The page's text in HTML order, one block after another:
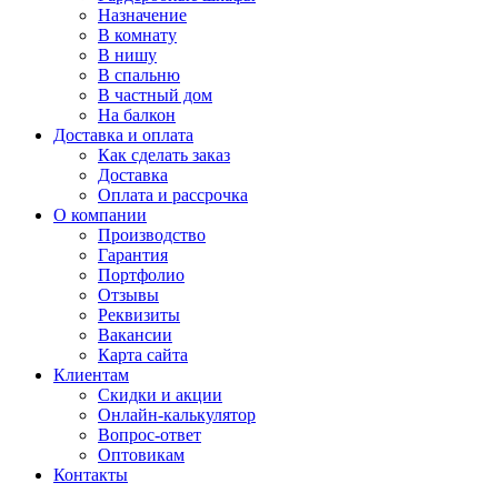
Назначение
В комнату
В нишу
В спальню
В частный дом
На балкон
Доставка и оплата
Как сделать заказ
Доставка
Оплата и рассрочка
О компании
Производство
Гарантия
Портфолио
Отзывы
Реквизиты
Вакансии
Карта сайта
Клиентам
Скидки и акции
Онлайн-калькулятор
Вопрос-ответ
Оптовикам
Контакты